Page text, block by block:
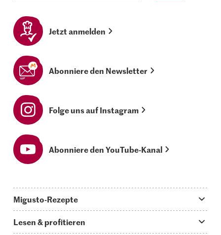
Jetzt anmelden
Abonniere den Newsletter
Folge uns auf Instagram
Abonniere den YouTube-Kanal
Migusto-Rezepte
Lesen & profitieren